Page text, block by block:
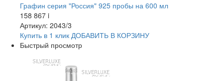
Графин серия "Россия" 925 пробы на 600 мл
158 867 i
Артикул: 2043/3
Купить в 1 клик ДОБАВИТЬ В КОРЗИНУ
Быстрый просмотр